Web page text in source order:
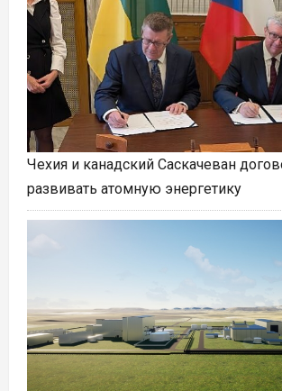
Чехия и канадский Саскачеван
развивать атомную энергетику